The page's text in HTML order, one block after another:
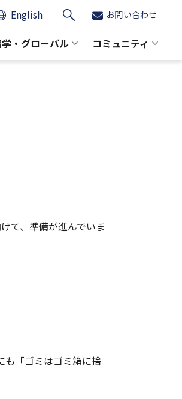
English お問い合わせ
・グローバル コミュニティ
て、準備が進んでいま
も「ゴミはゴミ箱に捨